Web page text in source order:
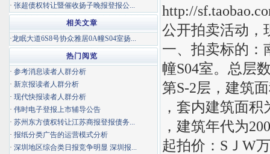
http://
公开拍卖活动，
一、拍卖标的：
幢S04室。总层
第S-2层，建筑
，套内建筑面积
，建筑年代为
起拍价：SＪW
· 张超债权转让暨催收扬子晚报登报公...
相关文章
·龙眠大道6S8号协众雅居0A幢S04室扬...
热门阅览
· 参考消息读者人群分析
· 新京报读者人群分析
· 现代快报读者人群分析
· 伟时电子登报上市辅导公告
· 苏州东方债权转让江苏商报登报债务...
· 报纸分类广告的运营模式分析
· 深圳地区综合类日报竞争明显 深圳报...